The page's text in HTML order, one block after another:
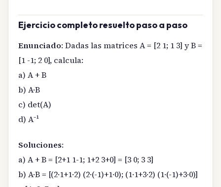
Ejercicio completo resuelto paso a paso
Enunciado: Dadas las matrices A = [2 1; 1 3] y B =
[1 -1; 2 0], calcula:
a) A + B
b) A·B
c) det(A)
d) A⁻¹
Soluciones:
a) A + B = [2+1 1-1; 1+2 3+0] = [3 0; 3 3]
b) A·B = [(2·1+1·2) (2·(-1)+1·0); (1·1+3·2) (1·(-1)+3·0)]